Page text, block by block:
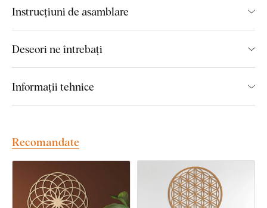
Montaj simplu pe perete
Montaj pe care oricine îl poate
produsului este aplicată o bandă dublu adezivă din spumă,
care permite lipirea ușoară a produsului pe perete. Pentru
dimensiuni mai mari, banda nu este inclusă în pachet din
Instrucțiuni de asamblare
Deseori ne întrebați
Informații tehnice
Recomandate